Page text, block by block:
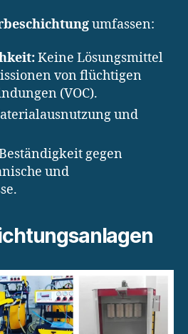
umfassen:
Keine Lösungsmittel
von flüchtigen
(VOC).
und
gegen
und